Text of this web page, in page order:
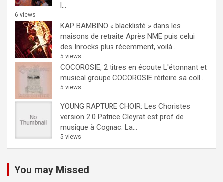
l...
6 views
KAP BAMBINO « blacklisté » dans les
maisons de retraite Après NME puis celui
des Inrocks plus récemment, voilà...
5 views
COCOROSIE, 2 titres en écoute L'étonnant et
musical groupe COCOROSIE réiteire sa coll...
5 views
YOUNG RAPTURE CHOIR: Les Choristes
version 2.0 Patrice Cleyrat est prof de
musique à Cognac. La...
5 views
You may Missed